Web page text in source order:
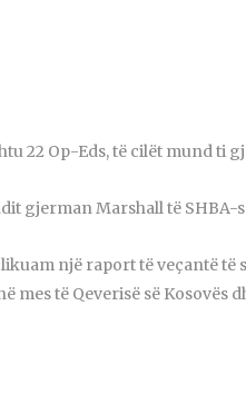
22 Op-Eds, të cilët mund ti
gjerman Marshall të SHBA-
një raport të veçantë
të Qeverisë së Kosovës